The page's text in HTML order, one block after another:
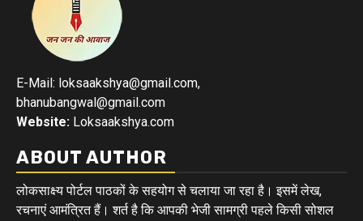
E-Mail: loksaakshya@gmail.com,
bhanubangwal@gmail.com
Website: Loksaakshya.com
ABOUT AUTHOR
लोकसाक्ष्य पोर्टल पाठकों के सहयोग से चलाया जा रहा है। इसमें लेख,
रचनाएं आमंत्रित हैं। शर्त है कि आपकी भेजी सामग्री पहले किसी सोशल